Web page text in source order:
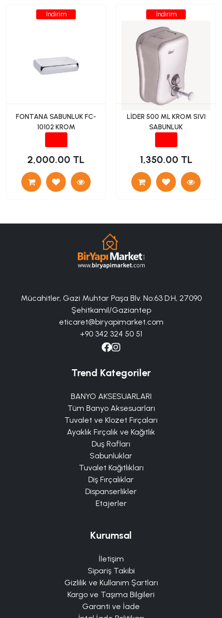
İndirim
FONTANA SABUNLUK FC-
10102 KROM
2,000.00 TL
İndirim
LİDER 500 ML KROM SIVI
SABUNLUK
1,350.00 TL
Mücahitler, Gazi Muhtar Paşa Blv. No:63 D:H, 27090
Şehitkamil/Gaziantep
eticaret@biryapimarket.com
+90 342 324 50 51
Trend Kategoriler
BANYO AKSESUARLARI
Tüm Banyo Aksesuarları
Tuvalet ve Klozet Fırçaları
Ayaklık Fırçalık ve Kağıtlık
Duş Rafları
Sabunluklar
Tuvalet Kağıtlıkları
Diş Fırçalıklar
Dispanserlikler
Etajerler
Kurumsal
İletişim
Sipariş Takibi
Gizlilik ve Kullanım Şartları
Kargo ve Taşıma Bilgileri
Garanti ve İade